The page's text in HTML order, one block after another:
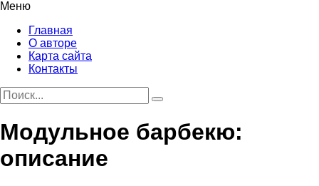
Меню
Главная
О авторе
Карта сайта
Контакты
Модульное барбекю:
описание